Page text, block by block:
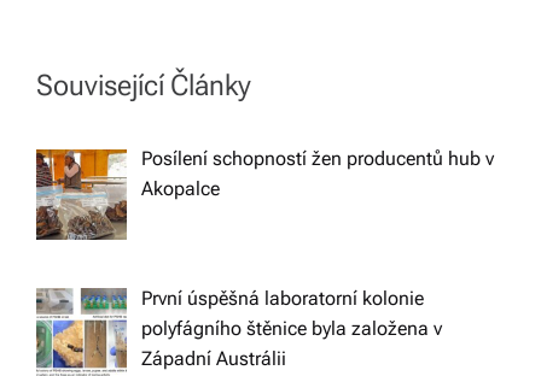
v
i
g
a
t
Související Články
Posílení schopností žen producentů hub v
Akopalce
První úspěšná laboratorní kolonie
polyfágního štěnice byla založena v
Západní Austrálii